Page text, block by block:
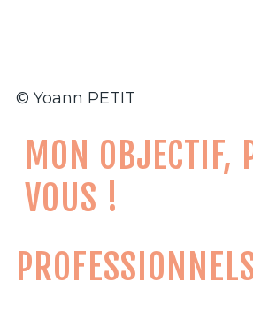
© Yoann PETIT
MON OBJECTIF,
VOUS !